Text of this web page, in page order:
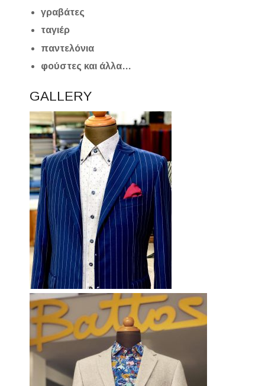
γραβάτες
ταγιέρ
παντελόνια
φούστες και άλλα…
GALLERY